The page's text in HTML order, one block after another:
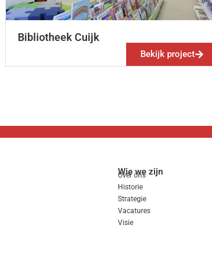
Bibliotheek Cuijk
Bekijk project
Wie we zijn
Over ons
Historie
Strategie
Vacatures
Visie